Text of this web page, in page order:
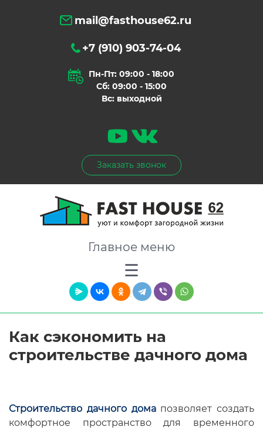
mail@fasthouse62.ru
+7 (910) 903-74-04
Пн-Пт: 09:00 - 18:00
Сб: 09:00 - 15:00
Вс: выходной
Заказать звонок
Главное меню
Как сэкономить на
строительстве дачного дома
Строительство дачного домапозволяет создать
комфортное пространство для временного